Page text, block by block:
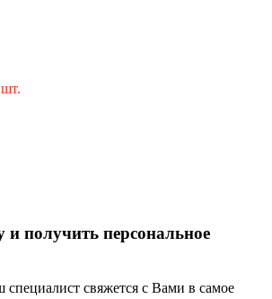
и получить персональное
специалист свяжется с Вами в самое